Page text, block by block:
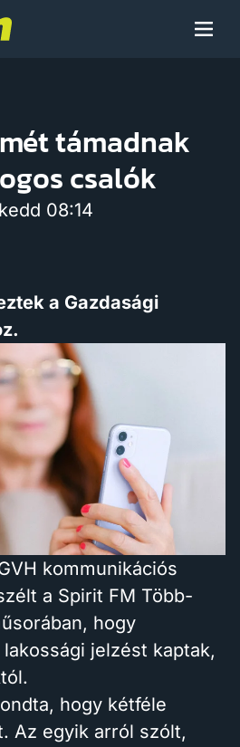
Arcaink
Műsor
Hírek
támadnak
csalók
08:14
a Gazdasági
kommunikációs
a Spirit FM Több-
hogy
jelzést kaptak,
hogy kétféle
Az egyik arról szólt,